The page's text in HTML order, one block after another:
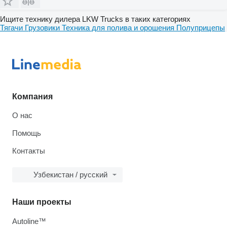
Ищите технику дилера LKW Trucks в таких категориях
Тягачи Грузовики Техника для полива и орошения Полуприцепы
Компания
О нас
Помощь
Контакты
Узбекистан / русский
Наши проекты
Autoline™